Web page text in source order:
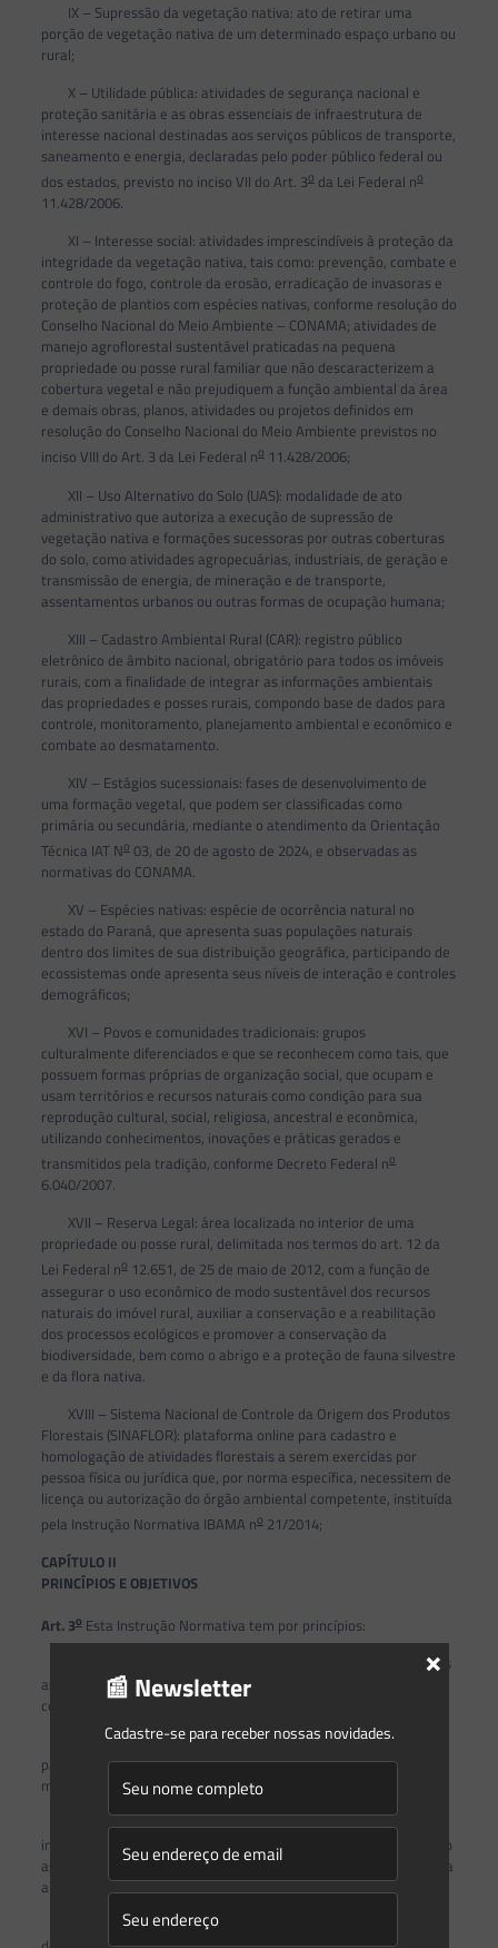
IX – Supressão da vegetação nativa: ato de retirar uma
porção de vegetação nativa de um determinado espaço urbano ou
rural;
X – Utilidade pública: atividades de segurança nacional e
proteção sanitária e as obras essenciais de infraestrutura de
interesse nacional destinadas aos serviços públicos de transporte,
saneamento e energia, declaradas pelo poder público federal ou
dos estados, previsto no inciso VII do Art. 3oda Lei Federal no
11.428/2006.
XI – Interesse social: atividades imprescindíveis à proteção da
integridade da vegetação nativa, tais como: prevenção, combate e
controle do fogo, controle da erosão, erradicação de invasoras e
proteção de plantios com espécies nativas, conforme resolução do
Conselho Nacional do Meio Ambiente – CONAMA; atividades de
manejo agroflorestal sustentável praticadas na pequena
propriedade ou posse rural familiar que não descaracterizem a
cobertura vegetal e não prejudiquem a função ambiental da área
e demais obras, planos, atividades ou projetos definidos em
resolução do Conselho Nacional do Meio Ambiente previstos no
inciso VIII do Art. 3 da Lei Federal no11.428/2006;
XII – Uso Alternativo do Solo (UAS): modalidade de ato
administrativo que autoriza a execução de supressão de
vegetação nativa e formações sucessoras por outras coberturas
do solo, como atividades agropecuárias, industriais, de geração e
transmissão de energia, de mineração e de transporte,
assentamentos urbanos ou outras formas de ocupação humana;
XIII – Cadastro Ambiental Rural (CAR): registro público
eletrônico de âmbito nacional, obrigatório para todos os imóveis
rurais, com a finalidade de integrar as informações ambientais
das propriedades e posses rurais, compondo base de dados para
controle, monitoramento, planejamento ambiental e econômico e
combate ao desmatamento.
XIV – Estágios sucessionais: fases de desenvolvimento de
uma formação vegetal, que podem ser classificadas como
primária ou secundária, mediante o atendimento da Orientação
Técnica IAT No03, de 20 de agosto de 2024, e observadas as
normativas do CONAMA.
XV – Espécies nativas: espécie de ocorrência natural no
estado do Paraná, que apresenta suas populações naturais
dentro dos limites de sua distribuição geográfica, participando de
ecossistemas onde apresenta seus níveis de interação e controles
demográficos;
XVI – Povos e comunidades tradicionais: grupos
culturalmente diferenciados e que se reconhecem como tais, que
possuem formas próprias de organização social, que ocupam e
usam territórios e recursos naturais como condição para sua
reprodução cultural, social, religiosa, ancestral e econômica,
utilizando conhecimentos, inovações e práticas gerados e
transmitidos pela tradição, conforme Decreto Federal no
6.040/2007.
XVII – Reserva Legal: área localizada no interior de uma
propriedade ou posse rural, delimitada nos termos do art. 12 da
Lei Federal no12.651, de 25 de maio de 2012, com a função de
assegurar o uso econômico de modo sustentável dos recursos
naturais do imóvel rural, auxiliar a conservação e a reabilitação
dos processos ecológicos e promover a conservação da
biodiversidade, bem como o abrigo e a proteção de fauna silvestre
e da flora nativa.
XVIII – Sistema Nacional de Controle da Origem dos Produtos
Florestais (SINAFLOR): plataforma online para cadastro e
homologação de atividades florestais a serem exercidas por
pessoa física ou jurídica que, por norma específica, necessitem de
licença ou autorização do órgão ambiental competente, instituída
pela Instrução Normativa IBAMA no21/2014;
CAPÍTULO II
PRINCÍPIOS E OBJETIVOS
Art. 3oEsta Instrução Normativa tem por princípios:
I – reconhecer a importância e a representatividade de todas
as tipologias da flora paranaense, tornando-as objeto de
compensação da vegetação, em casos autorizados de supressão;
II – apoiar a conservação genética da flora e da fauna
paranaense, por meio de ações de restauração ambiental, como
modalidade de compensação da vegetação; e
III – apoiar a formação de corredores de biodiversidade,
incentivando a localização das áreas de compensação, atendendo
as ressalvas legais, nas proximidades das áreas estratégicas para
a conservação da biodiversidade do Estado do Paraná;
IV – apoiar as Unidades de Conservação de Proteção Integral
📰 Newsletter
Cadastre-se para receber nossas novidades.
×